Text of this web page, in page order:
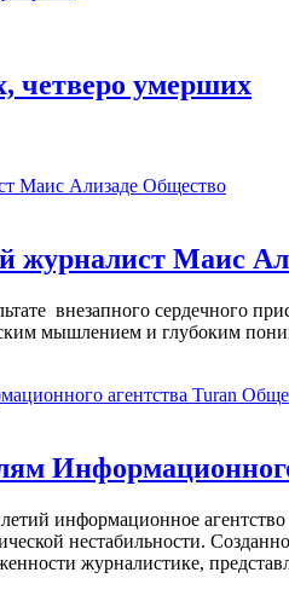
четверо умерших
Общество
журналист Маис
внезапного сердечного
мышлением и глубоким
информационное
нестабильности.
журналистике,